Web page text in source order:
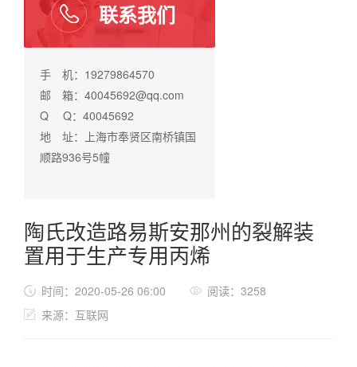
联系我们
手 机：19279864570
邮 箱：40045692@qq.com
Q Q：40045692
地 址：上海市奉贤区南桥镇国
顺路936号5幢
陶氏改造路易斯安那州的裂解装
置用于生产专用丙烯
时间：2020-05-26 06:00
阅读：3258
来源：互联网